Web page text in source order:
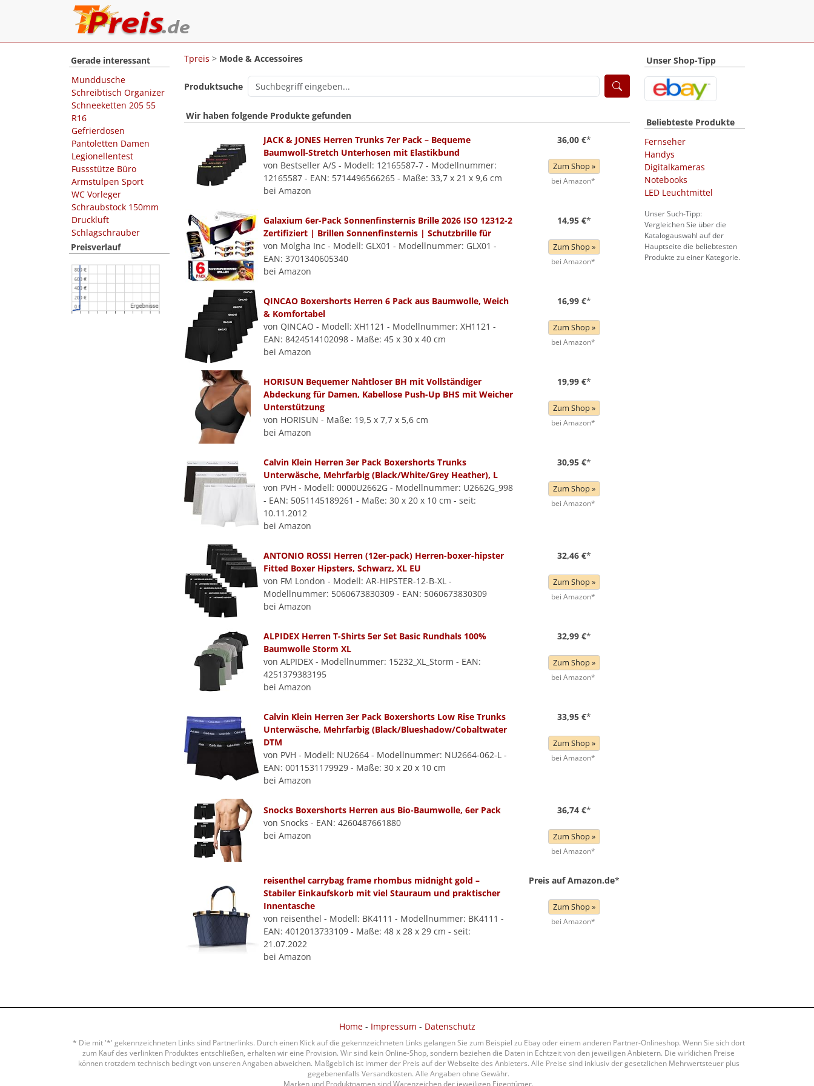
Gerade interessant
Munddusche
Schreibtisch Organizer
Schneeketten 205 55
R16
Gefrierdosen
Pantoletten Damen
Legionellentest
Fussstütze Büro
Armstulpen Sport
WC Vorleger
Schraubstock 150mm
Druckluft
Schlagschrauber
Preisverlauf
Tpreis > Mode & Accessoires
Produktsuche
Wir haben folgende Produkte gefunden
JACK & JONES Herren Trunks 7er Pack – Bequeme
Baumwoll-Stretch Unterhosen mit Elastikbund
von Bestseller A/S - Modell: 12165587-7 - Modellnummer:
12165587 - EAN: 5714496566265 - Maße: 33,7 x 21 x 9,6 cm
bei Amazon
36,00 €*
Zum Shop »
bei Amazon*
Galaxium 6er-Pack Sonnenfinsternis Brille 2026 ISO 12312-2
Zertifiziert | Brillen Sonnenfinsternis | Schutzbrille für
von Molgha Inc - Modell: GLX01 - Modellnummer: GLX01 -
EAN: 3701340605340
bei Amazon
14,95 €*
Zum Shop »
bei Amazon*
QINCAO Boxershorts Herren 6 Pack aus Baumwolle, Weich
& Komfortabel
von QINCAO - Modell: XH1121 - Modellnummer: XH1121 -
EAN: 8424514102098 - Maße: 45 x 30 x 40 cm
bei Amazon
16,99 €*
Zum Shop »
bei Amazon*
HORISUN Bequemer Nahtloser BH mit Vollständiger
Abdeckung für Damen, Kabellose Push-Up BHS mit Weicher
Unterstützung
von HORISUN - Maße: 19,5 x 7,7 x 5,6 cm
bei Amazon
19,99 €*
Zum Shop »
bei Amazon*
Calvin Klein Herren 3er Pack Boxershorts Trunks
Unterwäsche, Mehrfarbig (Black/White/Grey Heather), L
von PVH - Modell: 0000U2662G - Modellnummer: U2662G_998
- EAN: 5051145189261 - Maße: 30 x 20 x 10 cm - seit:
10.11.2012
bei Amazon
30,95 €*
Zum Shop »
bei Amazon*
ANTONIO ROSSI Herren (12er-pack) Herren-boxer-hipster
Fitted Boxer Hipsters, Schwarz, XL EU
von FM London - Modell: AR-HIPSTER-12-B-XL -
Modellnummer: 5060673830309 - EAN: 5060673830309
bei Amazon
32,46 €*
Zum Shop »
bei Amazon*
ALPIDEX Herren T-Shirts 5er Set Basic Rundhals 100%
Baumwolle Storm XL
von ALPIDEX - Modellnummer: 15232_XL_Storm - EAN:
4251379383195
bei Amazon
32,99 €*
Zum Shop »
bei Amazon*
Calvin Klein Herren 3er Pack Boxershorts Low Rise Trunks
Unterwäsche, Mehrfarbig (Black/Blueshadow/Cobaltwater
DTM
von PVH - Modell: NU2664 - Modellnummer: NU2664-062-L -
EAN: 0011531179929 - Maße: 30 x 20 x 10 cm
bei Amazon
33,95 €*
Zum Shop »
bei Amazon*
Snocks Boxershorts Herren aus Bio-Baumwolle, 6er Pack
von Snocks - EAN: 4260487661880
bei Amazon
36,74 €*
Zum Shop »
bei Amazon*
reisenthel carrybag frame rhombus midnight gold –
Stabiler Einkaufskorb mit viel Stauraum und praktischer
Innentasche
von reisenthel - Modell: BK4111 - Modellnummer: BK4111 -
EAN: 4012013733109 - Maße: 48 x 28 x 29 cm - seit:
21.07.2022
bei Amazon
Preis auf Amazon.de*
Zum Shop »
bei Amazon*
Unser Shop-Tipp
Beliebteste Produkte
Fernseher
Handys
Digitalkameras
Notebooks
LED Leuchtmittel
Unser Such-Tipp:
Vergleichen Sie über die
Katalogauswahl auf der
Hauptseite die beliebtesten
Produkte zu einer Kategorie.
Home- Impressum - Datenschutz
* Die mit '*' gekennzeichneten Links sind Partnerlinks. Durch einen Klick auf die gekennzeichneten Links gelangen Sie zum Beispiel zu Ebay oder einem anderen Partner-Onlineshop. Wenn Sie sich dort
zum Kauf des verlinkten Produktes entschließen, erhalten wir eine Provision. Wir sind kein Online-Shop, sondern beziehen die Daten in Echtzeit von den jeweiligen Anbietern. Die wirklichen Preise
können trotzdem technisch bedingt von unseren Angaben abweichen. Maßgeblich ist immer der Preis auf der Webseite des Anbieters. Alle Preise sind inklusiv der gesetzlichen Mehrwertsteuer plus
gegebenenfalls Versandkosten. Alle Angaben ohne Gewähr.
Marken und Produktnamen sind Warenzeichen der jeweiligen Eigentümer.